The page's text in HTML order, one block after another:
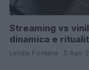
Streaming vs
dinamica e
Letizia Fontana · 5 Ago